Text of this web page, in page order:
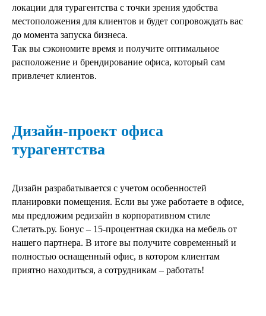
локации для турагентства с точки зрения удобства
местоположения для клиентов и будет сопровождать вас
до момента запуска бизнеса.
Так вы сэкономите время и получите оптимальное
расположение и брендирование офиса, который сам
привлечет клиентов.
Дизайн-проект офиса
турагентства
Дизайн разрабатывается с учетом особенностей
планировки помещения. Если вы уже работаете в офисе,
мы предложим редизайн в корпоративном стиле
Слетать.ру. Бонус – 15-процентная скидка на мебель от
нашего партнера. В итоге вы получите современный и
полностью оснащенный офис, в котором клиентам
приятно находиться, а сотрудникам – работать!